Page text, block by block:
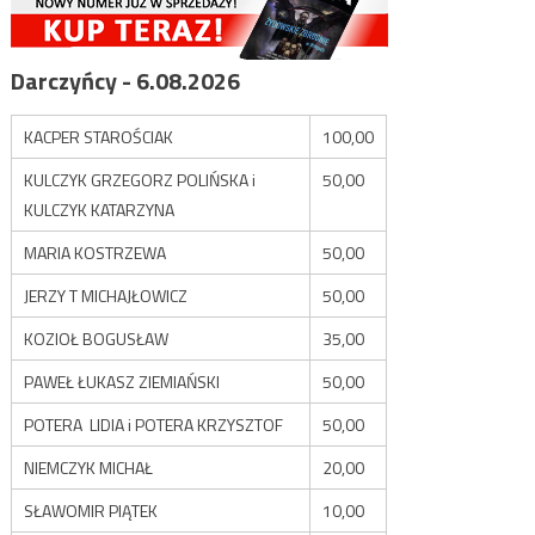
Darczyńcy - 6.08.2026
KACPER STAROŚCIAK
100,00
KULCZYK GRZEGORZ POLIŃSKA i
KULCZYK KATARZYNA
50,00
MARIA KOSTRZEWA
50,00
JERZY T MICHAJŁOWICZ
50,00
KOZIOŁ BOGUSŁAW
35,00
PAWEŁ ŁUKASZ ZIEMIAŃSKI
50,00
POTERA LIDIA i POTERA KRZYSZTOF
50,00
NIEMCZYK MICHAŁ
20,00
SŁAWOMIR PIĄTEK
10,00